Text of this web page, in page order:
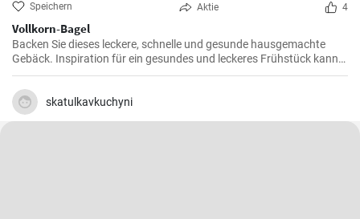
Speichern Aktie 4
Vollkorn-Bagel
Backen Sie dieses leckere, schnelle und gesunde hausgemachte
Gebäck. Inspiration für ein gesundes und leckeres Frühstück kann
man nie genug haben.
skatulkavkuchyni